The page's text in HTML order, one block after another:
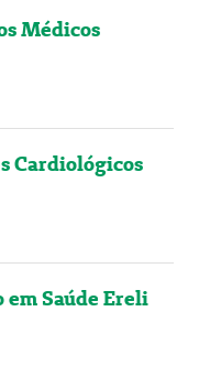
Médicos
Cardiológicos
em Saúde Ereli